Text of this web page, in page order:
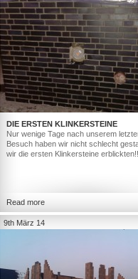
DIE ERSTEN KLINKERSTEINE
Nur wenige Tage nach unserem
Besuch haben wir nicht schlecht
wir die ersten Klinkersteine
Read more
9th März 14